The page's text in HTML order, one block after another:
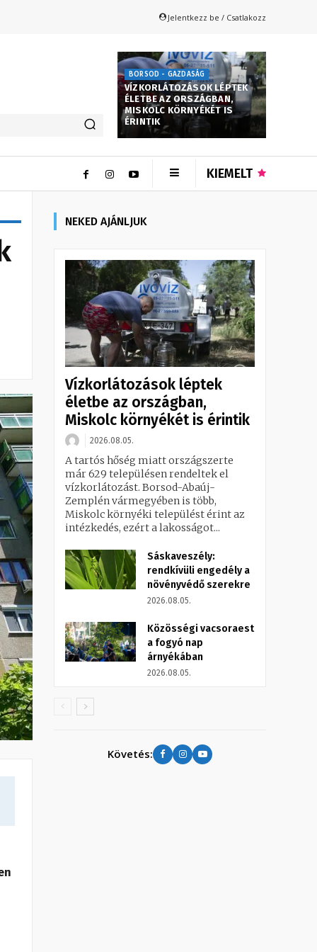
Jelentkezz be / Csatlakozz
BORSOD - GAZDASÁG
VÍZKORLÁTOZÁSOK LÉPTEK
ÉLETBE AZ ORSZÁGBAN,
MISKOLC KÖRNYÉKÉT IS
ÉRINTIK
KIEMELT
NEKED AJÁNLJUK
Vízkorlátozások léptek
életbe az országban,
Miskolc környékét is érintik
2026.08.05.
A tartós hőség miatt országszerte
már 629 településen rendeltek el
vízkorlátozást. Borsod-Abaúj-
Zemplén vármegyében is több,
Miskolc környéki települést érint az
intézkedés, ezért a lakosságot...
Sáskaveszély:
rendkívüli engedély a
növényvédő szerekre
2026.08.05.
Közösségi vacsoraest
a fogyó nap
árnyékában
2026.08.05.
Követés: